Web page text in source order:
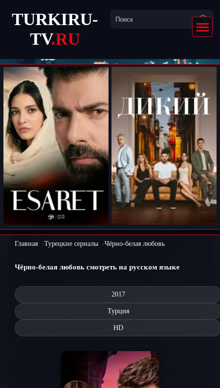
TURKIRU-
TV.RU
Главная Турецкие сериалы Чёрно-белая любовь
Чёрно-белая любовь смотреть на русском языке
2017
Турция
HD